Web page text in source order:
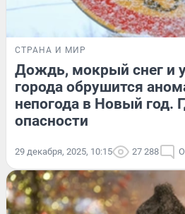
СТРАНА И МИР
Дождь, мокрый снег и
города обрушится
непогода в Новый год.
опасности
29 декабря, 2025, 10:15 27 288